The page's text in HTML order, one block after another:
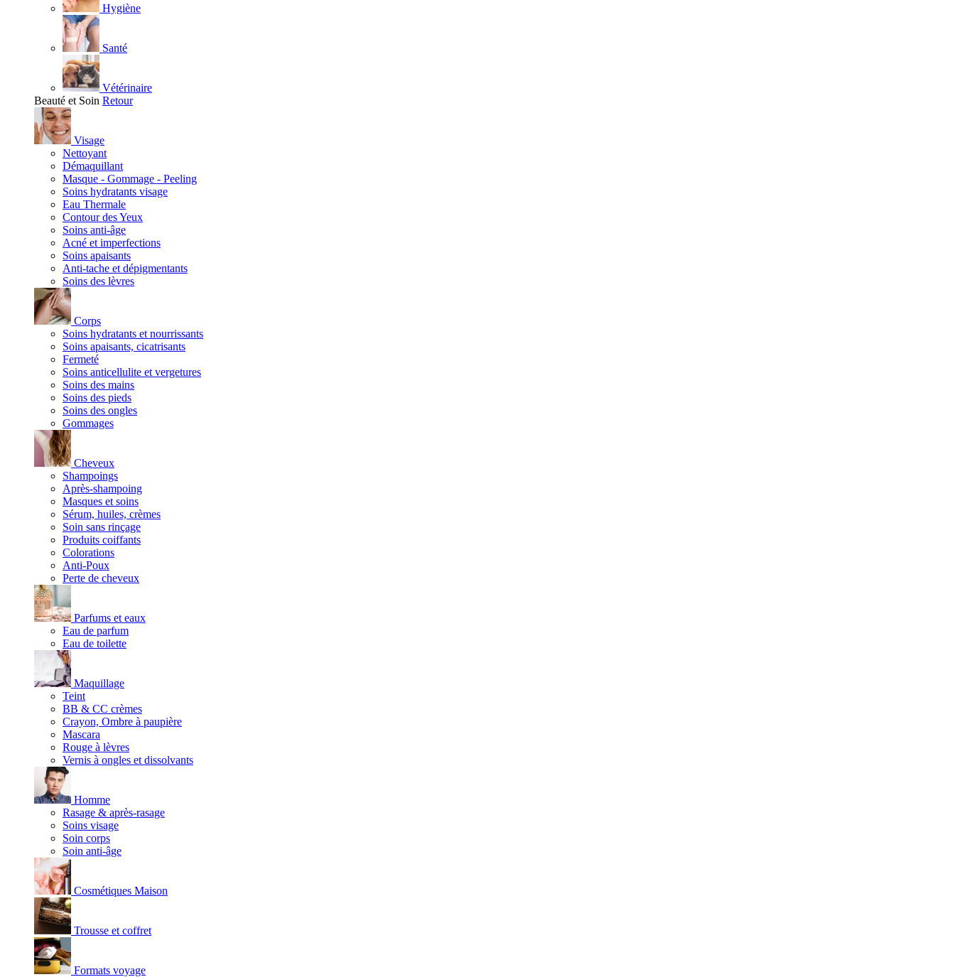
Hygiène
Santé
Vétérinaire
Beauté et Soin Retour
Visage
Nettoyant
Démaquillant
Masque - Gommage - Peeling
Soins hydratants visage
Eau Thermale
Contour des Yeux
Soins anti-âge
Acné et imperfections
Soins apaisants
Anti-tache et dépigmentants
Soins des lèvres
Corps
Soins hydratants et nourrissants
Soins apaisants, cicatrisants
Fermeté
Soins anticellulite et vergetures
Soins des mains
Soins des pieds
Soins des ongles
Gommages
Cheveux
Shampoings
Après-shampoing
Masques et soins
Sérum, huiles, crèmes
Soin sans rinçage
Produits coiffants
Colorations
Anti-Poux
Perte de cheveux
Parfums et eaux
Eau de parfum
Eau de toilette
Maquillage
Teint
BB & CC crèmes
Crayon, Ombre à paupière
Mascara
Rouge à lèvres
Vernis à ongles et dissolvants
Homme
Rasage & après-rasage
Soins visage
Soin corps
Soin anti-âge
Cosmétiques Maison
Trousse et coffret
Formats voyage